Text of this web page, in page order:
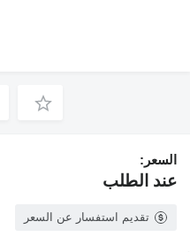
السعر:
عند الطلب
تقديم استفسار عن السعر